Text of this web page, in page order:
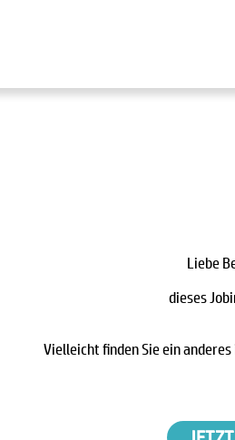
Liebe
dieses
Vielleicht finden Sie ein